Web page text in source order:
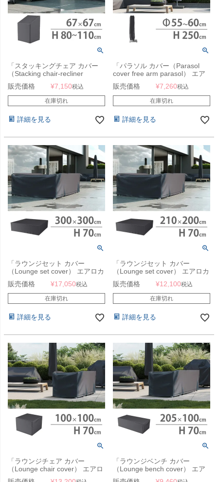
「スタッキングチェア カバー
（Stacking chair-recliner
cover） エアロカバー
（AeroCover） #7962
67x67xH80-110cm」【沖縄・
離島は送料要見積り】
販売価格 ¥7,150税込
在庫切れ
詳細を見る
「パラソル カバー（Parasol
cover free arm parasol） エア
ロカバー（AeroCover） #7970
250×55-60cm」【沖縄・離島は
送料要見積り】
販売価格 ¥7,260税込
在庫切れ
詳細を見る
「ラウンジセット カバー
（Lounge set cover） エアロカ
バー（AeroCover） #7935
300x300x70cm」【沖縄・離島
は送料要見積り】
販売価格 ¥17,050税込
在庫切れ
詳細を見る
「ラウンジセット カバー
（Lounge set cover） エアロカ
バー（AeroCover） #7932
210x200x70cm」【沖縄・離島
は送料要見積り】
販売価格 ¥12,100税込
在庫切れ
詳細を見る
「ラウンジチェア カバー
（Lounge chair cover） エアロ
カバー（AeroCover） #7960
「ラウンジベンチ カバー
（Lounge bench cover） エア
ロカバー（AeroCover） #7961